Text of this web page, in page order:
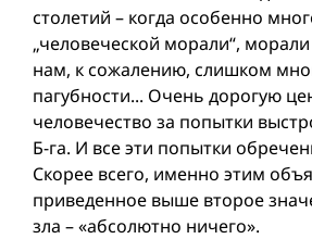
столетий – когда особенно
„человеческой морали“, морали
нам, к сожалению, слишком
пагубности... Очень дорогую
человечество за попытки
Б-га. И все эти попытки
Скорее всего, именно этим
приведенное выше второе
зла – «абсолютно ничего».